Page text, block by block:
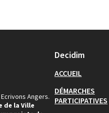
Angers.
la Ville
Decidim
ACCUEIL
DÉMARCHES
PARTICIPATIVES